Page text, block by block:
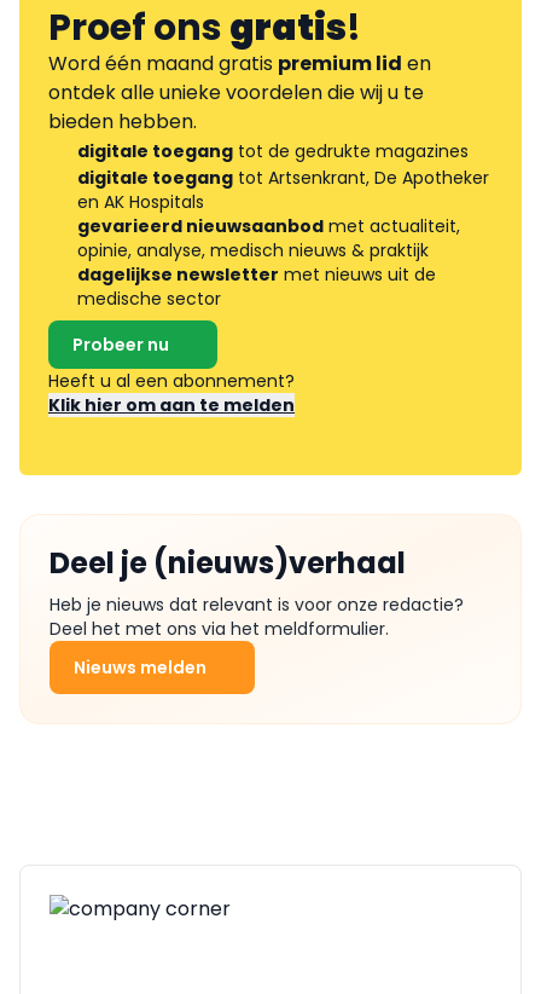
Proef onsgratis!
Word één maand gratis premium lid en
ontdek alle unieke voordelen die wij u te
bieden hebben.
digitale toegang tot de gedrukte magazines
digitale toegang tot Artsenkrant, De Apotheker
en AK Hospitals
gevarieerd nieuwsaanbod met actualiteit,
opinie, analyse, medisch nieuws & praktijk
dagelijkse newsletter met nieuws uit de
medische sector
Probeer nu
Heeft u al een abonnement?
Klik hier om aan te melden
Deel je (nieuws)verhaal
Heb je nieuws dat relevant is voor onze redactie?
Deel het met ons via het meldformulier.
Nieuws melden